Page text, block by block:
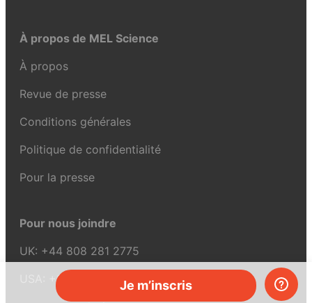
Je m’inscris
À propos de MEL Science
À propos
Revue de presse
Conditions générales
Politique de confidentialité
Pour la presse
Pour nous joindre
UK: +44 808 281 2775
+1 (855) 971‑2330